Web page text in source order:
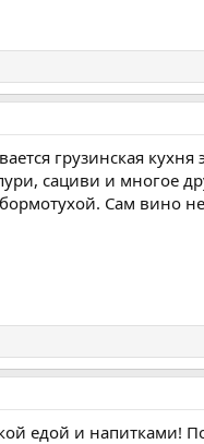
грузинская кухня
сациви и многое
Сам вино
едой и напитками!